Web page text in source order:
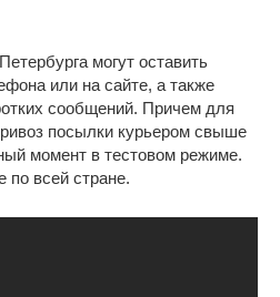
могут оставить
или на сайте, а также
сообщений. Причем для
посылки курьером свыше
момент в тестовом режиме.
по всей стране.